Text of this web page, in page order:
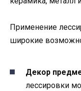
Применение
широкие
Декор
лессировки